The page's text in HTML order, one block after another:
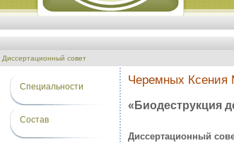
Диссертационный совет
Специальности
Состав
Черемных Ксения
«Биодеструкция
Диссертационный